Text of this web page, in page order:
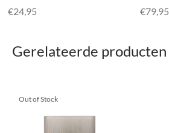
€24,95
€79,95
Gerelateerde producten
Out of Stock